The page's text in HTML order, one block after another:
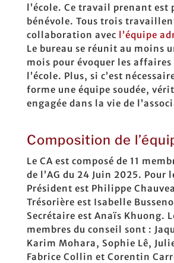
l’école. Ce travail prenant est
bénévole. Tous trois
collaboration avec l’équipe
Le bureau se réunit au moins
mois pour évoquer les affaires
l’école. Plus, si c’est
forme une équipe soudée,
engagée dans la vie de
Composition de
Le CA est composé de 11
de l’AG du 24 Juin 2025. Pour
Président est Philippe
Trésorière est Isabelle
Secrétaire est Anaïs Khuong.
membres du conseil sont :
Karim Mohara, Sophie Lê,
Fabrice Collin et Corentin